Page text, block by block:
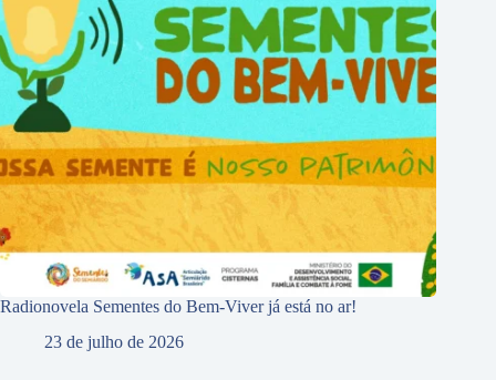
Radionovela Sementes do Bem-Viver já está no ar!
23 de julho de 2026